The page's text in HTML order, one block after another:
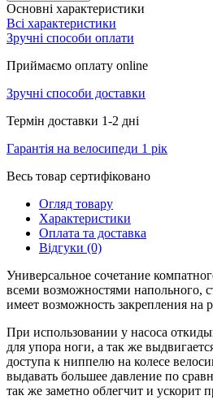
Основні характеристики
Всі характеристики
Зручні способи оплати
Приймаємо оплату online
Зручні способи доставки
Термін доставки 1-2 дні
Гарантія на велосипеди 1 рік
Весь товар сертифіковано
Огляд товару
Характеристики
Оплата та доставка
Відгуки (0)
Универсальное сочетание
всеми возможностями напольного,
имеет возможность закрепления на
При использовании у насоса
для упора ноги, а так же
доступа к ниппелю на колесе
выдавать большее давление по
так же заметно облегчит и ускорит